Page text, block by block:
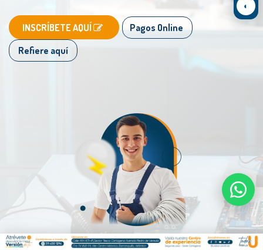
​INSCRÍBETE AQUÍ Pagos Online
Refiere aquí
◐